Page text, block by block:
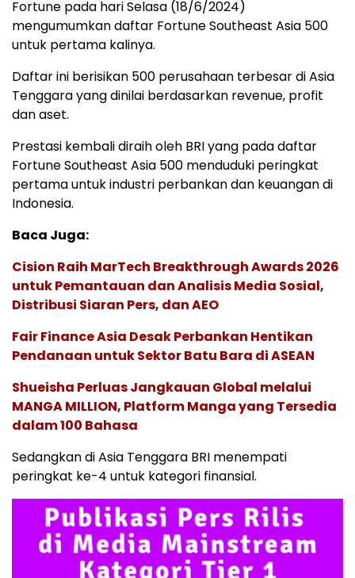
Fortune pada hari Selasa (18/6/2024)
mengumumkan daftar Fortune Southeast Asia 500
untuk pertama kalinya.
Daftar ini berisikan 500 perusahaan terbesar di Asia
Tenggara yang dinilai berdasarkan revenue, profit
dan aset.
Prestasi kembali diraih oleh BRI yang pada daftar
Fortune Southeast Asia 500 menduduki peringkat
pertama untuk industri perbankan dan keuangan di
Indonesia.
Baca Juga:
Cision Raih MarTech Breakthrough Awards 2026
untuk Pemantauan dan Analisis Media Sosial,
Distribusi Siaran Pers, dan AEO
Fair Finance Asia Desak Perbankan Hentikan
Pendanaan untuk Sektor Batu Bara di ASEAN
Shueisha Perluas Jangkauan Global melalui
MANGA MILLION, Platform Manga yang Tersedia
dalam 100 Bahasa
Sedangkan di Asia Tenggara BRI menempati
peringkat ke-4 untuk kategori finansial.